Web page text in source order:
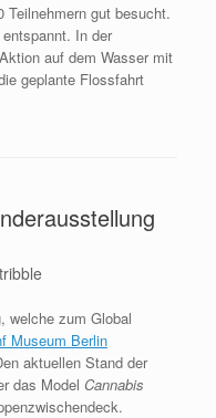
Teilnehmern gut besucht.
In der
auf dem Wasser mit
geplante Flossfahrt
tribble
welche zum Global
Museum Berlin
aktuellen Stand der
das Model Cannabis